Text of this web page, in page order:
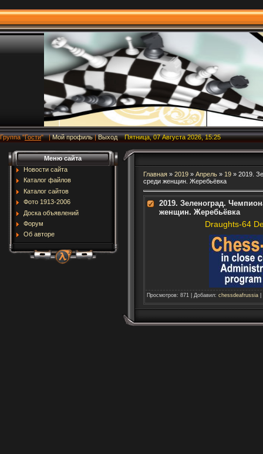
Группа"Гости" |Мой профиль |Выход Пятница, 07 Августа 2026, 15:25
Меню сайта
Новости сайта
Каталог файлов
Каталог сайтов
Фото 1913-2006
Доска объявлений
Форум
Об авторе
Главная » 2019 » Апрель » 19 » 2019.
среди женщин. Жеребьёвка
2019. Зеленоград.
женщин. Жеребьёвка
Draughts-64
Просмотров: 871 Добавил: chessdeafrussia